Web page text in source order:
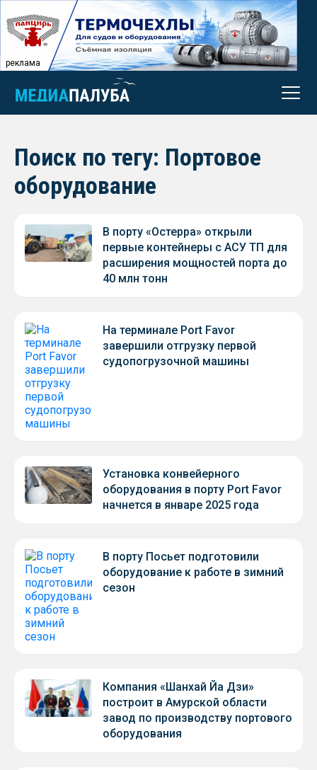
реклама
Поиск по тегу: Портовое
оборудование
В порту «Остерра» открыли
первые контейнеры с АСУ ТП для
расширения мощностей порта до
40 млн тонн
На терминале Port Favor
завершили отгрузку первой
судопогрузочной машины
Установка конвейерного
оборудования в порту Port Favor
начнется в январе 2025 года
В порту Посьет подготовили
оборудование к работе в зимний
сезон
Компания «Шанхай Йа Дзи»
построит в Амурской области
завод по производству портового
оборудования